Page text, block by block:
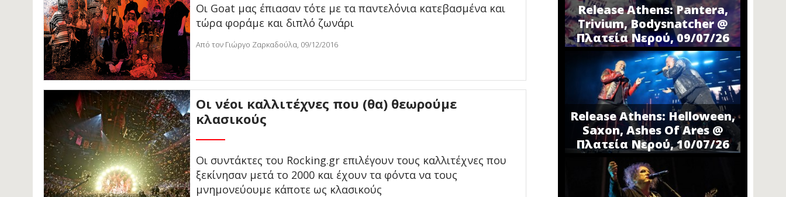
Οι Goat μας έπιασαν τότε με τα παντελόνια κατεβασμένα και
τώρα φοράμε και διπλό ζωνάρι
Από τον Γιώργο Ζαρκαδούλα, 09/12/2016
Οι νέοι καλλιτέχνες που (θα) θεωρούμε
κλασικούς
Οι συντάκτες του Rocking.gr επιλέγουν τους καλλιτέχνες που
ξεκίνησαν μετά το 2000 και έχουν τα φόντα να τους
μνημονεύουμε κάποτε ως κλασικούς
Release Athens: Pantera,
Trivium, Bodysnatcher @
Πλατεία Νερού, 09/07/26
Release Athens: Helloween,
Saxon, Ashes Of Ares @
Πλατεία Νερού, 10/07/26